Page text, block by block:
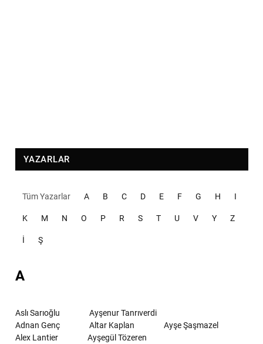
YAZARLAR
Tüm Yazarlar A B C D E F G H I
K M N O P R S T U V Y Z
İ Ş
A
Aslı Sarıoğlu
Ayşenur Tanrıverdi
Adnan Genç
Altar Kaplan
Ayşe Şaşmazel
Alex Lantier
Ayşegül Tözeren